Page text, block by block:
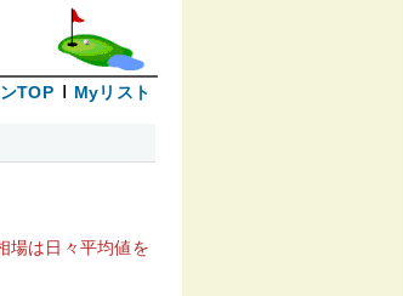
TOP Myリスト
場は日々平均値を